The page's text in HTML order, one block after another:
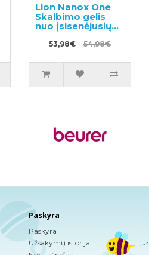
Lion Nanox One
Skalbimo gelis
nuo įsisenėjusių
nešvarumų 640g
+ užpildas 1530g
53,98€ 54,98€
Paskyra
Paskyra
Užsakymų istorija